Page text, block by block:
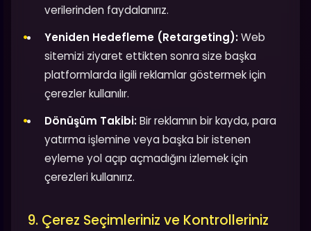
verilerinden faydalanırız.
Yeniden Hedefleme (Retargeting):Web
sitemizi ziyaret ettikten sonra size başka
platformlarda ilgili reklamlar göstermek için
çerezler kullanılır.
Dönüşüm Takibi:Bir reklamın bir kayda, para
yatırma işlemine veya başka bir istenen
eyleme yol açıp açmadığını izlemek için
çerezleri kullanırız.
9. Çerez Seçimleriniz ve Kontrolleriniz